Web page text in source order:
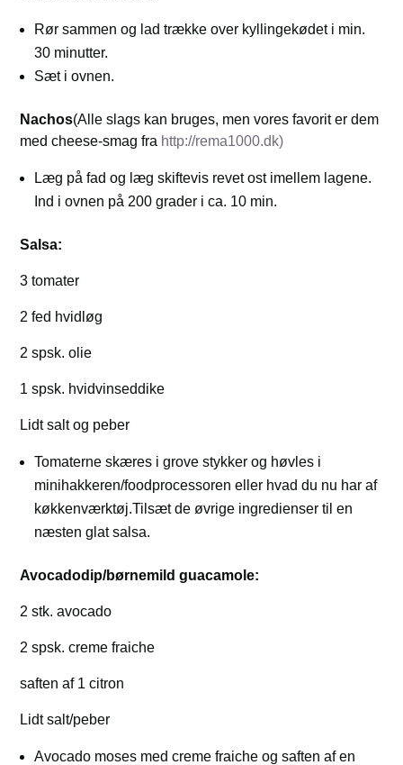
Rør sammen og lad trække over kyllingekødet i min.
30 minutter.
Sæt i ovnen.
Nachos(Alle slags kan bruges, men vores favorit er dem
med cheese-smag fra http://rema1000.dk)
Læg på fad og læg skiftevis revet ost imellem lagene.
Ind i ovnen på 200 grader i ca. 10 min.
Salsa:
3 tomater
2 fed hvidløg
2 spsk. olie
1 spsk. hvidvinseddike
Lidt salt og peber
Tomaterne skæres i grove stykker og høvles i
minihakkeren/foodprocessoren eller hvad du nu har af
køkkenværktøj.Tilsæt de øvrige ingredienser til en
næsten glat salsa.
Avocadodip/børnemild guacamole:
2 stk. avocado
2 spsk. creme fraiche
saften af 1 citron
Lidt salt/peber
Avocado moses med creme fraiche og saften af en